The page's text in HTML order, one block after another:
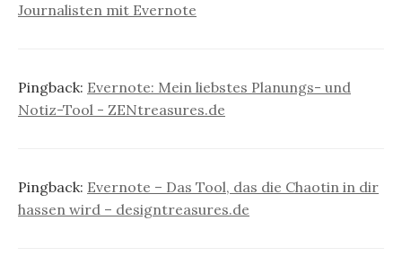
Journalisten mit Evernote
Pingback: Evernote: Mein liebstes Planungs- und
Notiz-Tool - ZENtreasures.de
Pingback: Evernote – Das Tool, das die Chaotin in dir
hassen wird – designtreasures.de